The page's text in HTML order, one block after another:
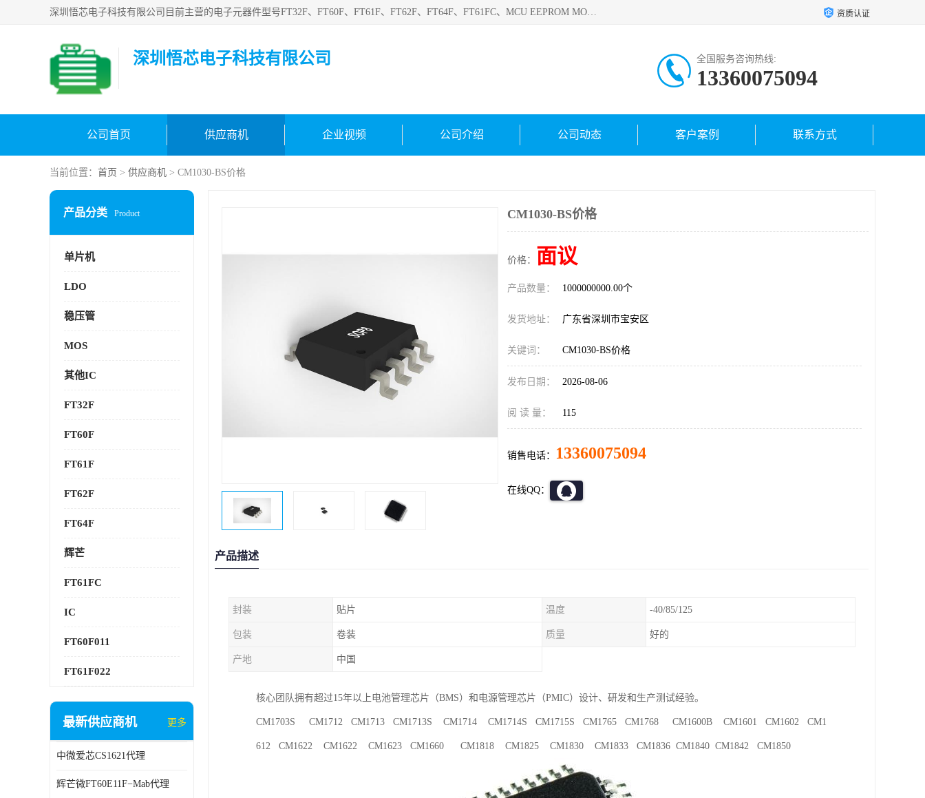
深圳悟芯电子科技有限公司目前主营的电子元器件型号FT32F、FT60F、FT61F、FT62F、FT64F、FT61FC、MCU EEPROM MOS LDO 稳压管 触摸IC DC-DC AC-DC 协议IC等，广泛应用于LED射灯、LED日光灯、等诸多领域。 资质认证
深圳悟芯电子科技有限公司 全国服务咨询热线:
13360075094
公司首页 供应商机 企业视频 公司介绍 公司动态 客户案例 联系方式
当前位置： 首页 > 供应商机 > CM1030-BS价格
产品分类 Product
单片机
LDO
稳压管
MOS
其他IC
FT32F
FT60F
FT61F
FT62F
FT64F
辉芒
FT61FC
IC
FT60F011
FT61F022
最新供应商机 更多
中微爱芯CS1621代理
辉芒微FT60E11F−Mab代理
CM1030-BS价格
价格： 面议
产品数量： 1000000000.00个
发货地址： 广东省深圳市宝安区
关键词： CM1030-BS价格
发布日期： 2026-08-06
阅 读 量： 115
销售电话： 13360075094
在线QQ：
产品描述
封装 贴片 温度 -40/85/125
包装 卷装 质量 好的
产地 中国
核心团队拥有超过15年以上电池管理芯片（BMS）和电源管理芯片（PMIC）设计、研发和生产测试经验。
CM1703S CM1712 CM1713 CM1713S CM1714 CM1714S CM1715S CM1765 CM1768 CM1600B CM1601 CM1602 CM1
612 CM1622 CM1622 CM1623 CM1660 CM1818 CM1825 CM1830 CM1833 CM1836 CM1840 CM1842 CM1850